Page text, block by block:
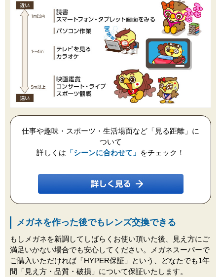
仕事や趣味・スポーツ・生活場面など「見る距離」に
ついて
詳しくは 「シーンに合わせて」 をチェック！
メガネを作った後でもレンズ交換できる
もしメガネを新調してしばらくお使い頂いた後、見え方にご
満足いかない場合でも安心してください。メガネスーパーで
ご購入いただければ「HYPER保証」という、どなたでも1年
間「見え方・品質・破損」について保証いたします。